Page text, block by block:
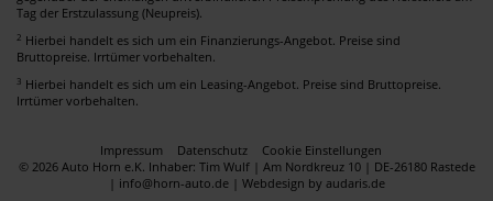
Tag der Erstzulassung (Neupreis).
2 Hierbei handelt es sich um ein Finanzierungs-Angebot. Preise sind
Bruttopreise. Irrtümer vorbehalten.
3 Hierbei handelt es sich um ein Leasing-Angebot. Preise sind Bruttopreise.
Irrtümer vorbehalten.
Impressum Datenschutz
Cookie Einstellungen
© 2026 Auto Horn e.K. Inhaber: Tim Wulf | Am Nordkreuz 10 | DE-26180 Rastede
| info@horn-auto.de | Webdesign by audaris.de